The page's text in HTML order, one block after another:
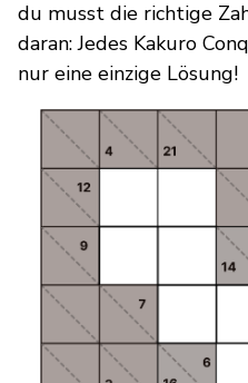
du musst die richtige
daran: Jedes Kakuro
nur eine einzige Lösung!